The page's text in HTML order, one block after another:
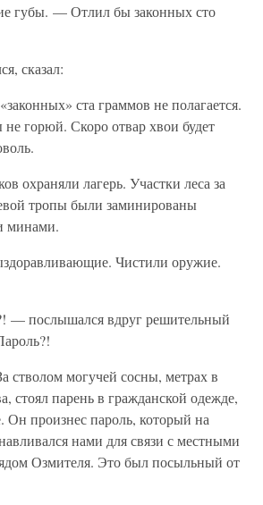
губы. — Отлил бы законных сто
сказал:
ста граммов не полагается.
горюй. Скоро отвар хвои будет
охраняли лагерь. Участки леса за
тропы были заминированы
минами.
Чистили оружие.
— послышался вдруг решительный
стволом могучей сосны, метрах в
стоял парень в гражданской одежде,
Он произнес пароль, который на
нами для связи с местными
Озмителя. Это был посыльный от